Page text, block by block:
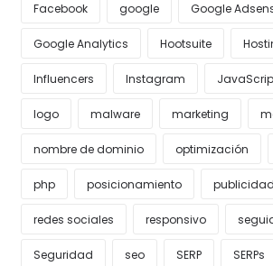
Facebook google Google
Google Analytics Hootsuite
Influencers Instagram
logo malware marketing
nombre de dominio optimización
php posicionamiento publicidad
redes sociales responsivo
Seguridad seo SERP SERPs